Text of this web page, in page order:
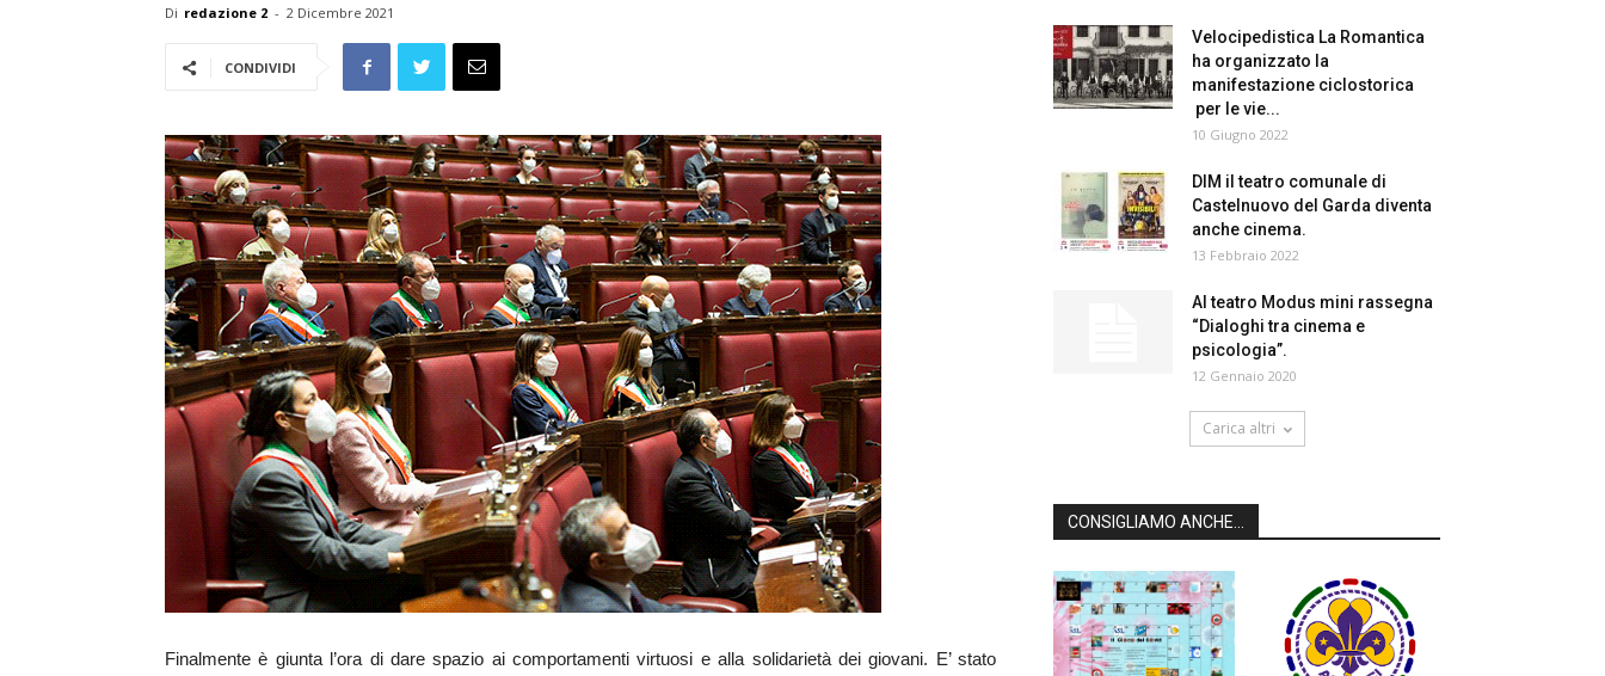
Di redazione 2 - 2 Dicembre 2021
CONDIVIDI
Finalmente è giunta l’ora di dare spazio ai comportamenti virtuosi e alla solidarietà dei giovani. E’ stato
Velocipedistica La Romantica
ha organizzato la
manifestazione ciclostorica
per le vie...
10 Giugno 2022
DIM il teatro comunale di
Castelnuovo del Garda diventa
anche cinema.
13 Febbraio 2022
Al teatro Modus mini rassegna
“Dialoghi tra cinema e
psicologia”.
12 Gennaio 2020
Carica altri
CONSIGLIAMO ANCHE...